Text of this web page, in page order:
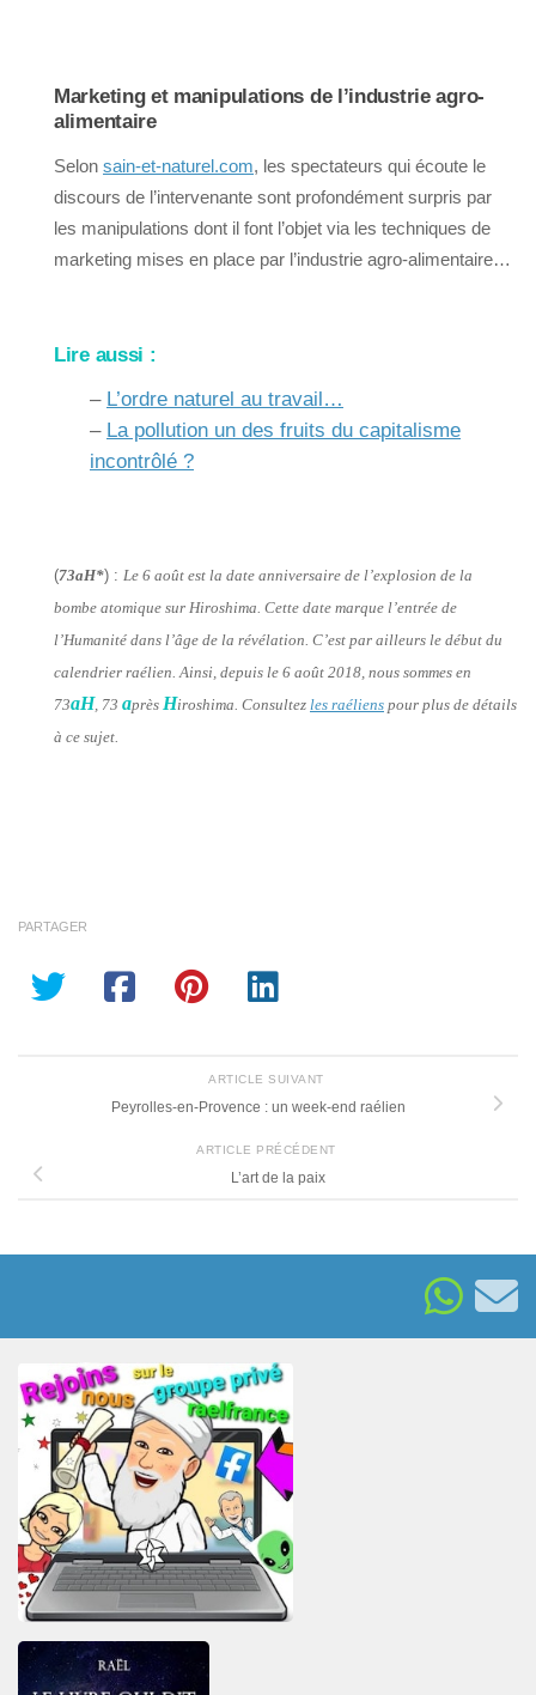
Marketing et manipulations de l’industrie agro-
alimentaire
Selon sain-et-naturel.com, les spectateurs qui écoute le
discours de l’intervenante sont profondément surpris par
les manipulations dont il font l’objet via les techniques de
marketing mises en place par l’industrie agro-alimentaire…
Lire aussi :
– L’ordre naturel au travail…
– La pollution un des fruits du capitalisme
incontrôlé ?
(73aH*) : Le 6 août est la date anniversaire de l’explosion de la
bombe atomique sur Hiroshima. Cette date marque l’entrée de
l’Humanité dans l’âge de la révélation. C’est par ailleurs le début du
calendrier raélien. Ainsi, depuis le 6 août 2018, nous sommes en
73aH, 73 après Hiroshima. Consultez les raéliens pour plus de détails
à ce sujet.
PARTAGER
ARTICLE SUIVANT
Peyrolles-en-Provence : un week-end raélien
ARTICLE PRÉCÉDENT
L’art de la paix